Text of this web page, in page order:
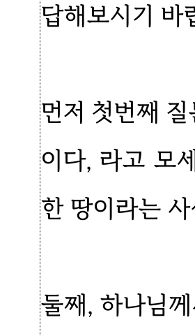
답해보시기 바
먼저 첫번째
이다, 라고 모
한 땅이라는
둘째, 하나님